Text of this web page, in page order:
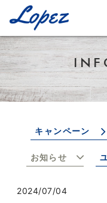
キャンペーン
お知らせ
2024/07/04